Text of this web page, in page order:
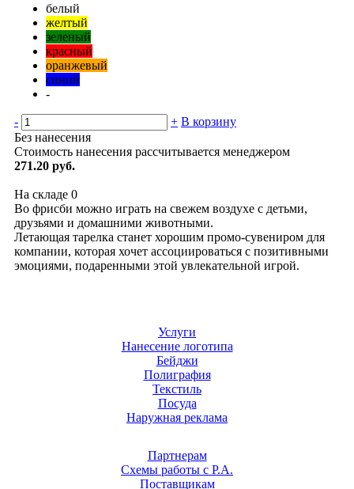
белый
желтый
зеленый
красный
оранжевый
синий
-
- + В корзину
Без нанесения
Стоимость нанесения рассчитывается менеджером
271.20 руб.
На складе 0
Во фрисби можно играть на свежем воздухе с детьми,
друзьями и домашними животными.
Летающая тарелка станет хорошим промо-сувениром для
компании, которая хочет ассоциироваться с позитивными
эмоциями, подаренными этой увлекательной игрой.
Услуги
Нанесение логотипа
Бейджи
Полиграфия
Текстиль
Посуда
Наружная реклама
Партнерам
Схемы работы с Р.А.
Поставщикам